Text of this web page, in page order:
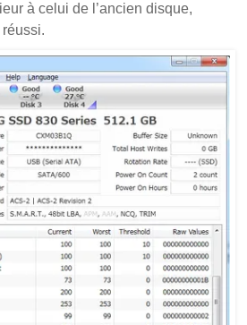
à celui de l’ancien disque,